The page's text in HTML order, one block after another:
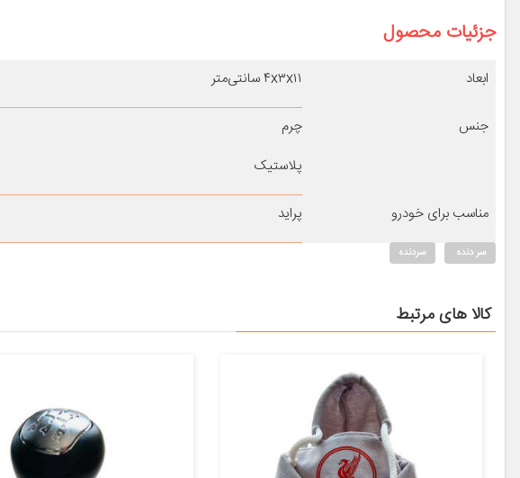
جزئیات محصول
ابعاد ۴x۳x۱۱ سانتی‌متر
جنس
چرم
پلاستیک
مناسب برای خودرو پراید
سر دنده سردنده
کالا های مرتبط